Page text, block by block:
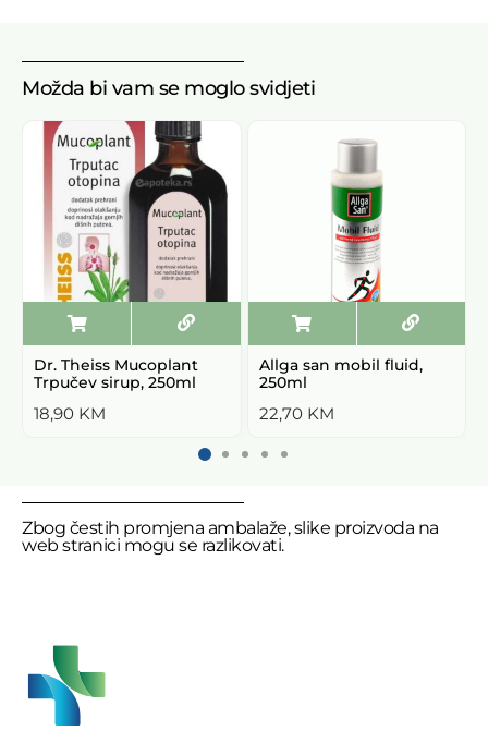
Možda bi vam se moglo svidjeti
Dr. Theiss Mucoplant
Trpučev sirup, 250ml
18,90 KM
Allga san mobil fluid,
250ml
22,70 KM
Zbog čestih promjena ambalaže, slike proizvoda na
web stranici mogu se razlikovati.